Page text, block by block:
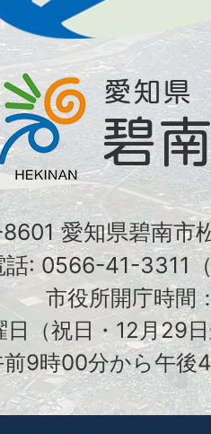
愛知県碧南市
話: 0566-41-3311
市役所開庁時間
日（祝日・12月29
前9時00分から午後